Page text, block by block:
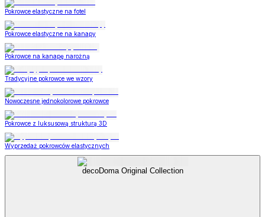
Pokrowce elastyczne na fotel
Pokrowce elastyczne na kanapy
Pokrowce na kanapę narożną
Tradycyjne pokrowce we wzory
Nowoczesne jednokolorowe pokrowce
Pokrowce z luksusową strukturą 3D
Wyprzedaż pokrowców elastycznych
decoDoma Original Collection